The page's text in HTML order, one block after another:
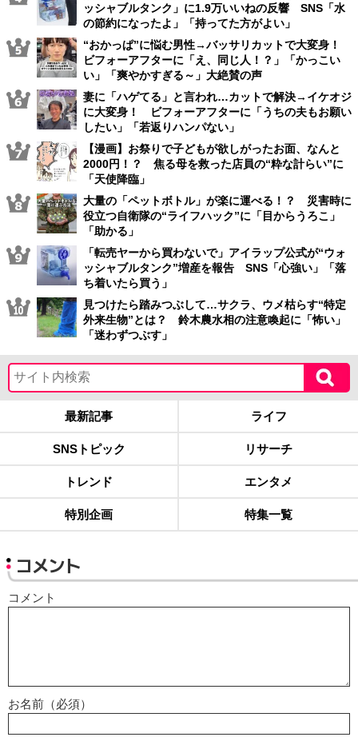
ッシャブルタンク」に1.9万いいねの反響 SNS「水
の節約になったよ」「持ってた方がよい」
“おかっぱ”に悩む男性→バッサリカットで大変身！
ビフォーアフターに「え、同じ人！？」「かっこい
い」「爽やかすぎる～」大絶賛の声
妻に「ハゲてる」と言われ…カットで解決→イケオジ
に大変身！ ビフォーアフターに「うちの夫もお願い
したい」「若返りハンパない」
【漫画】お祭りで子どもが欲しがったお面、なんと
2000円！？ 焦る母を救った店員の“粋な計らい”に
「天使降臨」
大量の「ペットボトル」が楽に運べる！？ 災害時に
役立つ自衛隊の“ライフハック”に「目からうろこ」
「助かる」
「転売ヤーから買わないで」アイラップ公式が“ウォ
ッシャブルタンク”増産を報告 SNS「心強い」「落
ち着いたら買う」
見つけたら踏みつぶして…サクラ、ウメ枯らす“特定
外来生物”とは？ 鈴木農水相の注意喚起に「怖い」
「迷わずつぶす」
最新記事 ライフ
SNSトピック リサーチ
トレンド エンタメ
特別企画 特集一覧
コメント
コメント
お名前（必須）